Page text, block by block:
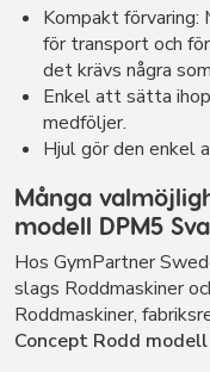
Kompakt
för transport och
det krävs några
Enkel att sätta
medföljer.
Hjul gör den enkel
Många
modell DPM5
Hos GymPartner
slags Roddmaskiner
Roddmaskiner,
Concept Rodd